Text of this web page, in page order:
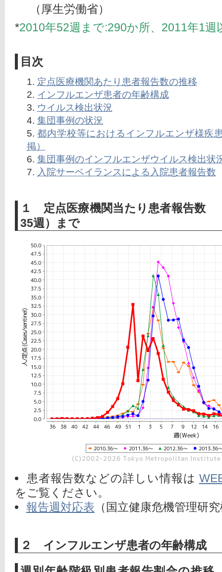
（厚生労働省）
*2010年52週まで:290か所、2011年1週
目次
定点医療機関あたり患者報告数の推移
インフルエンザ患者の年齢構成
ウイルス検出状況
集団事例の状況
都内学校等におけるインフルエンザ様疾
掲）
集団事例のインフルエンザウイルス検出状
入院サーベイランスによる入院患者報告数
１ 定点医療機関当たり患者報告数
35週）まで
患者報告数などの詳しい情報は
をご覧ください。
報告週対応表 （国立健康危機管理研
２ インフルエンザ患者の年齢構成